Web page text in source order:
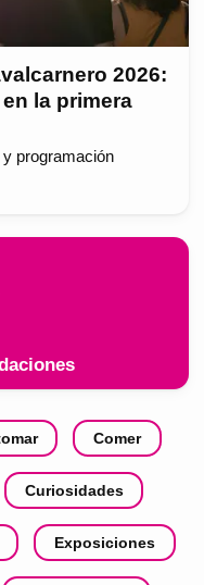
2026:
la primera
programación
Comer
Curiosidades
Exposiciones